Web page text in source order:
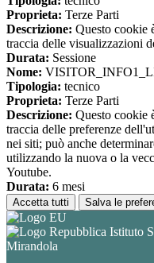
Proprieta: Terze Parti
Descrizione: Questo cookie
traccia delle visualizzazioni
Durata: Sessione
Nome:
Tipologia: tecnico
Proprieta: Terze Parti
Descrizione: Questo cookie
traccia delle preferenze
nei siti; può anche
utilizzando la nuova o la
Youtube.
Durata: 6 mesi
Accetta tutti Salva le
Istituto
Mirandola